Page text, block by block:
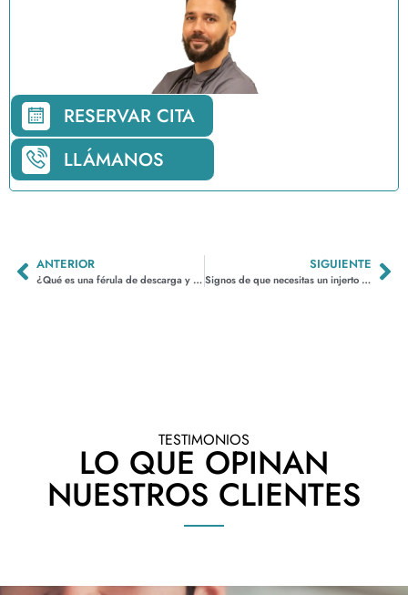
RESERVAR CITA
LLÁMANOS
ANTERIOR
¿Qué es una férula de descarga y cómo puede ayudarte?
SIGUIENTE
Signos de que necesitas un injerto de encía
TESTIMONIOS
LO QUE OPINAN
NUESTROS CLIENTES